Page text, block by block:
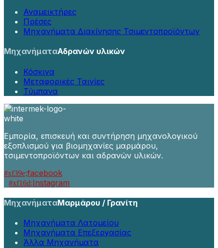
Αναμεικτήρες
Πρέσες
Μηχανήματα Διακίνησης Τσιμεντοπροϊόντων
ΜηχανήματαΑδρανών υλικών
Κόσκινα
Μεταφορικές Ταινίες
Τύμπανα
Εμπορία, επισκευή και συντήρηση μηχανολογικού
εξοπλισμού για βιομηχανίες μαρμάρου,
τσιμεντοπροϊόντων και αδρανών υλικών.
facebook
Instagram
ΜηχανήματαΜαρμάρου / Γρανίτη
Μηχανήματα Λατομείου
Μηχανήματα Επεξεργασίας
Άλλα Μηχανήματα